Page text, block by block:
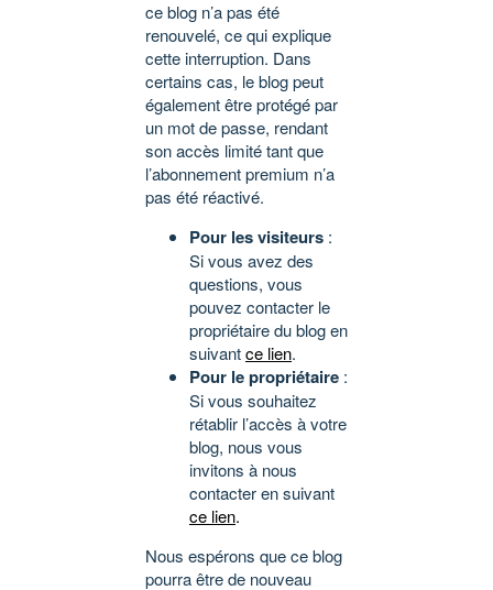
ce blog n’a pas été
renouvelé, ce qui explique
cette interruption. Dans
certains cas, le blog peut
également être protégé par
un mot de passe, rendant
son accès limité tant que
l’abonnement premium n’a
pas été réactivé.
Pour les visiteurs :
Si vous avez des
questions, vous
pouvez contacter le
propriétaire du blog en
suivantce lien.
Pour le propriétaire :
Si vous souhaitez
rétablir l’accès à votre
blog, nous vous
invitons à nous
contacter en suivant
ce lien.
Nous espérons que ce blog
pourra être de nouveau